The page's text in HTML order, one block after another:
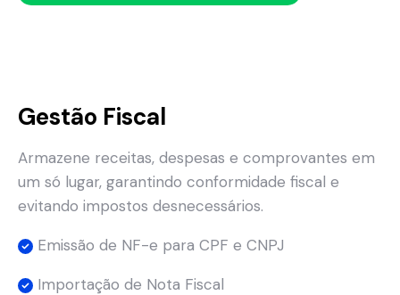
Gestão Fiscal
Armazene receitas, despesas e comprovantes em
um só lugar, garantindo conformidade fiscal e
evitando impostos desnecessários.
Emissão de NF-e para CPF e CNPJ
Importação de Nota Fiscal